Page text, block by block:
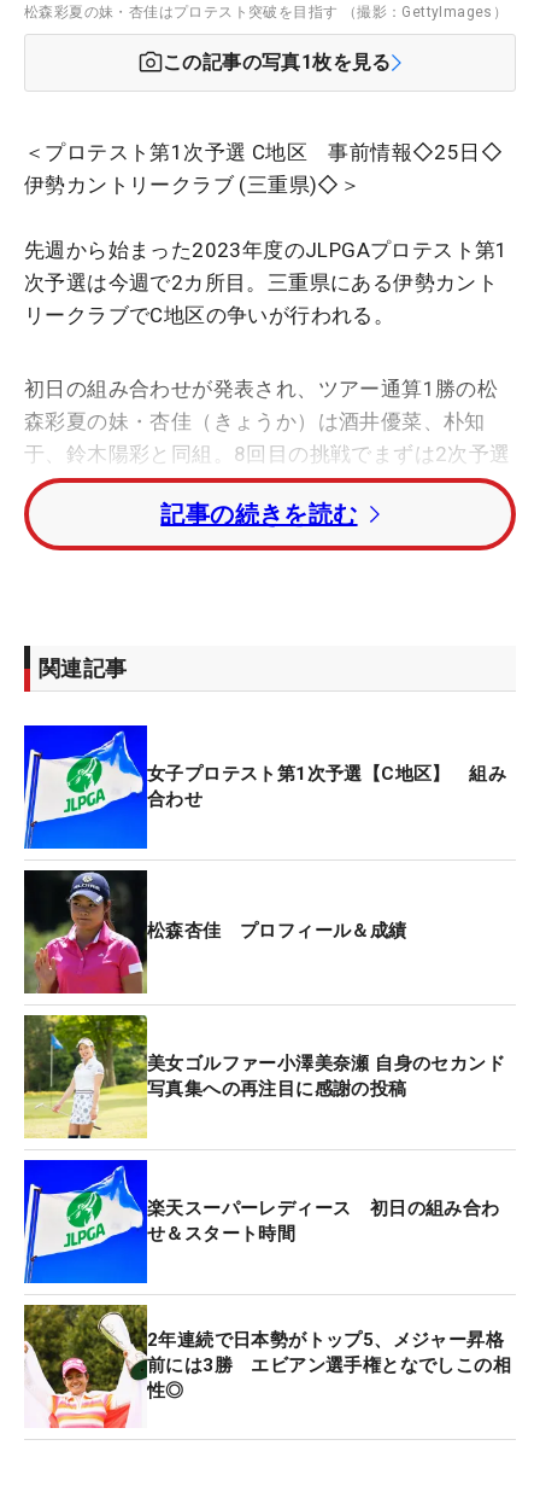
松森彩夏の妹・杏佳はプロテスト突破を目指す （撮影：GettyImages）
この記事の写真1枚を見る
＜プロテスト第1次予選 C地区 事前情報◇25日◇
伊勢カントリークラブ (三重県)◇＞
先週から始まった2023年度のJLPGAプロテスト第1
次予選は今週で2カ所目。三重県にある伊勢カント
リークラブでC地区の争いが行われる。
初日の組み合わせが発表され、ツアー通算1勝の松
森彩夏の妹・杏佳（きょうか）は酒井優菜、朴知
于、鈴木陽彩と同組。8回目の挑戦でまずは2次予選
進出を目指す。
写真集発売などメディアにも数多く出演しているビ
第1次予選は7～8月に5地区で行われ、それぞれの上
勝ち上がった選手は10月31日から始まる最終プロテ
スト(開催コース・岡山県JFE瀬戸内海ゴルフ倶楽部)
に進む。
記事の続きを読む
関連記事
女子プロテスト第1次予選【C地区】 組み
合わせ
松森杏佳 プロフィール＆成績
美女ゴルファー小澤美奈瀬 自身のセカンド
写真集への再注目に感謝の投稿
楽天スーパーレディース 初日の組み合わ
せ＆スタート時間
2年連続で日本勢がトップ5、メジャー昇格
前には3勝 エビアン選手権となでしこの相
性◎